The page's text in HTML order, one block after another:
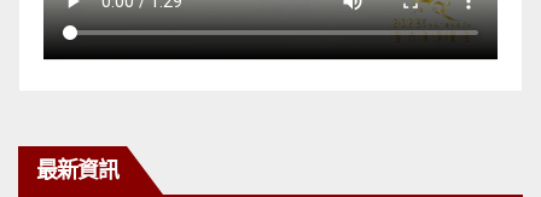
最新資訊